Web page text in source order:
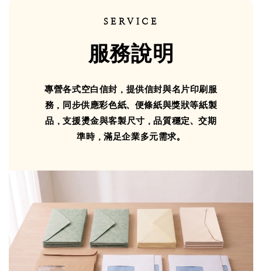
SERVICE
服務說明
專營各式空白信封，提供信封與名片印刷服
務，同步供應彩色紙、便條紙與獎狀等紙製
品，支援燙金與客製尺寸，品質穩定、交期
準時，滿足企業多元需求。